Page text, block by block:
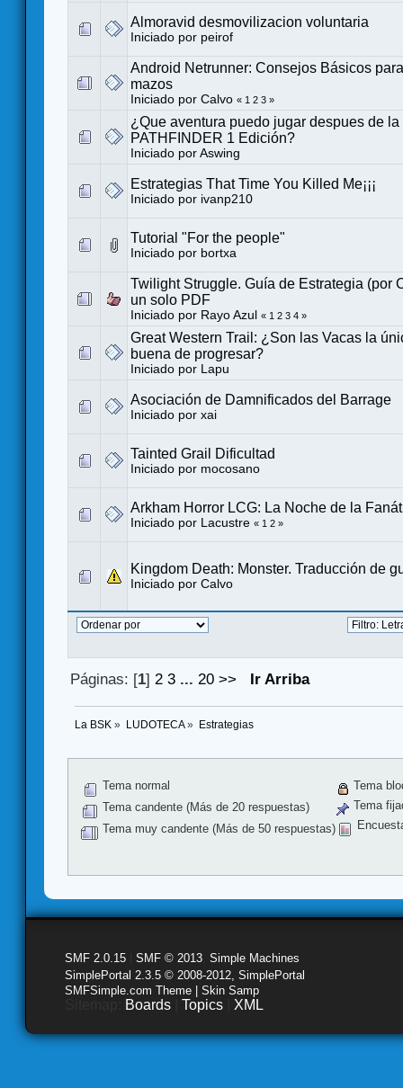
Almoravid desmovilizacion voluntaria
Iniciado por peirof
Android Netrunner: Consejos Básicos
mazos
Iniciado por Calvo « 1 2 3 »
¿Que aventura puedo jugar despues de
PATHFINDER 1 Edición?
Iniciado por Aswing
Estrategias That Time You Killed Me¡¡¡
Iniciado por ivanp210
Tutorial "For the people"
Iniciado por bortxa
Twilight Struggle. Guía de Estrategia (por
un solo PDF
Iniciado por Rayo Azul « 1 2 3 4 »
Great Western Trail: ¿Son las Vacas la
buena de progresar?
Iniciado por Lapu
Asociación de Damnificados del Barrage
Iniciado por xai
Tainted Grail Dificultad
Iniciado por mocosano
Arkham Horror LCG: La Noche de la
Iniciado por Lacustre « 1 2 »
Kingdom Death: Monster. Traducción de
Iniciado por Calvo
Páginas: [1] 2 3 ... 20 >> Ir Arriba
La BSK » LUDOTECA» Estrategias
Tema normal
Tema candente (Más de 20 respuestas)
Tema muy candente (Más de 50 respuestas)
Tema
Tema
SMF 2.0.15 SMF © 2013 Simple Machines
SimplePortal 2.3.5 © 2008-2012, SimplePortal
SMFSimple.com Theme | Skin Samp
Boards Topics XML